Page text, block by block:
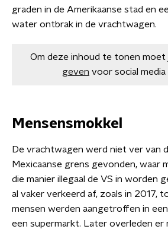
graden in de Amerikaanse stad en
water ontbrak in de vrachtwagen.
Om deze inhoud te tonen moet
geven voor social media
Mensensmokkel
De vrachtwagen werd niet ver van
Mexicaanse grens gevonden, waar
die manier illegaal de VS in worden
al vaker verkeerd af, zoals in 2017,
mensen werden aangetroffen in
een supermarkt. Later overleden er